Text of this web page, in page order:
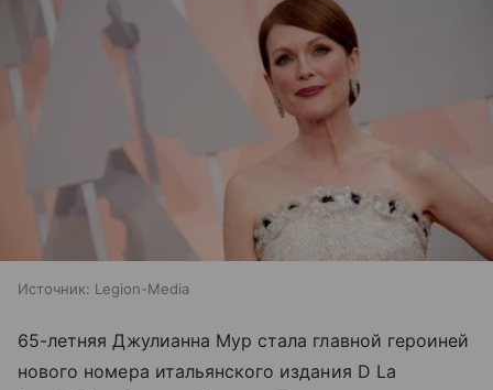
Источник: Legion-Media
65-летняя Джулианна Мур стала главной героиней
нового номера итальянского издания D La